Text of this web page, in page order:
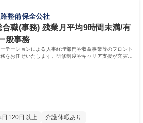
阪神HDグループ/年休124日
体性を持って能動的に業務を推進できる方 学
高専 短大 専修学校 高校 語学力： 資格：
整備保全公社
合職(事務) 残業月平均9時間未満/有
般事務
テーションによる人事経理部門や収益事業等のフロント
をお任せいたします。研修制度やキャリア支援が充実し
日120日以上
介護休暇あり